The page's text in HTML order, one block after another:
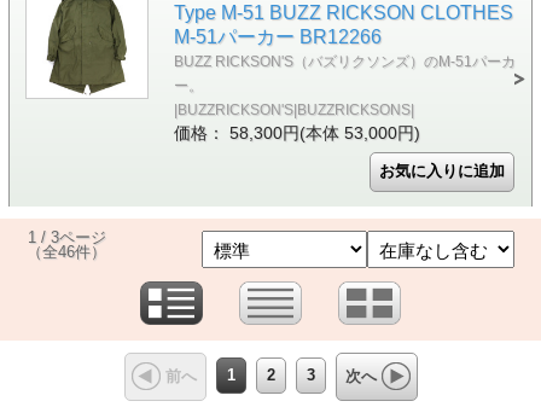
Type M-51 BUZZ RICKSON CLOTHES
M-51パーカー BR12266
BUZZ RICKSON'S（バズリクソンズ）のM-51パーカ
ー。
|BUZZRICKSON'S|BUZZRICKSONS|
価格： 58,300円(本体 53,000円)
1 / 3ページ
（全46件）
前へ 1 2 3 次へ